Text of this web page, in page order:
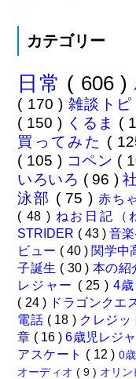
カテゴリー
日常 ( 606 )
( 170 ) 雑談トピ
( 150 ) くるま (
買ってみた (
( 105 ) コペン (
いろいろ ( 96 )
泳部 ( 75 ) 赤ち
( 48 ) ねお日記（
STRIDER ( 43 ) 音
ビュー ( 40 ) 関学中
子誕生 ( 30 ) 本の紹
レジャー ( 25 ) 4
( 24 ) ドラゴンクエ
電話 ( 18 ) クレジッ
章 ( 16 )6歳児レジ
アスケート ( 12 ) 0
オーディオ ( 9 ) オリ